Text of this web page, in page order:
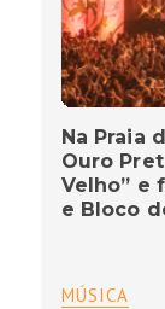
Na Praia
Ouro
Velho” e
e Bloco
MÚSICA